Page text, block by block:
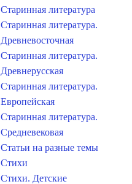
Старинная литература
Старинная литература.
Древневосточная
Старинная литература.
Древнерусская
Старинная литература.
Европейская
Старинная литература.
Средневековая
Статьи на разные темы
Стихи
Стихи. Детские